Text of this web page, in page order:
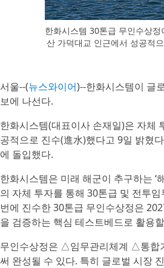
한화시스템 30톤급 무인수상
산 가덕대교 인근에서 성공적
서울--(뉴스와이어)--한화시스템이 글
보에 나선다.
한화시스템(대표이사 손재일)은 자체
공적으로 진수(進水)했다고 9일 밝혔
에 돌입했다.
한화시스템은 미래 해군이 추구하는 ‘
의 자체 투자를 통해 30톤급 및 전투
번에 진수한 30톤급 무인수상정은
을 검증하는 핵심 테스트베드로 활용
무인수상정은 △임무관리체계 △통합
써 완성될 수 있다. 특히 글로벌 시장